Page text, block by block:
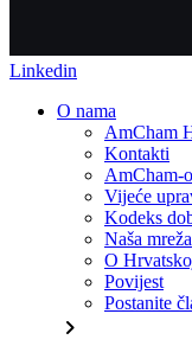
Linkedin
O nama
AmCham
Kontakti
AmCham-
Vijeće
Kodeks
Naša mreža
O
Povijest
Postanite
chevron_right